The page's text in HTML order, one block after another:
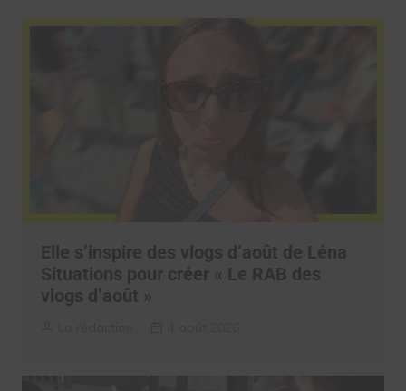
Elle s’inspire des vlogs d’août de Léna
Situations pour créer « Le RAB des
vlogs d’août »